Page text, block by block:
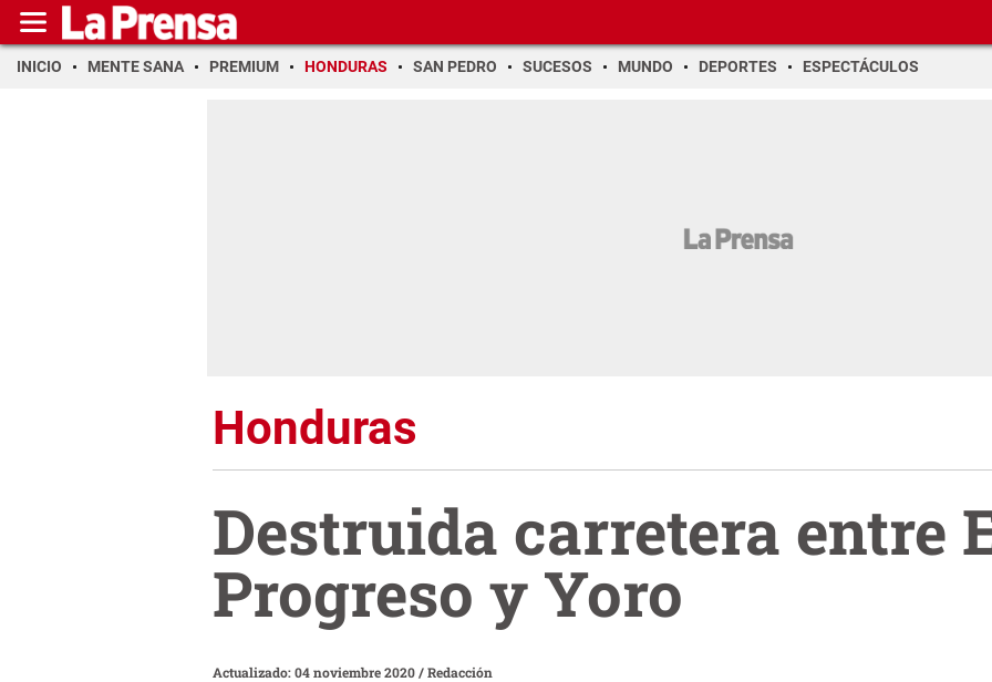
INICIO MENTE SANA PREMIUM HONDURAS SAN PEDRO SUCESOS MUNDO DEPORTES ESPECTÁCULOS
Honduras
Destruida carretera entre
Progreso y Yoro
Actualizado: 04 noviembre 2020/Redacción